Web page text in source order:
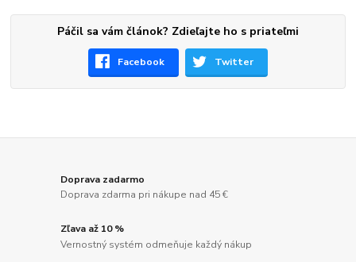
Páčil sa vám článok? Zdieľajte ho s priateľmi
Facebook Twitter
Doprava zadarmo
Doprava zdarma pri nákupe nad 45 €
Zľava až 10 %
Vernostný systém odmeňuje každý nákup